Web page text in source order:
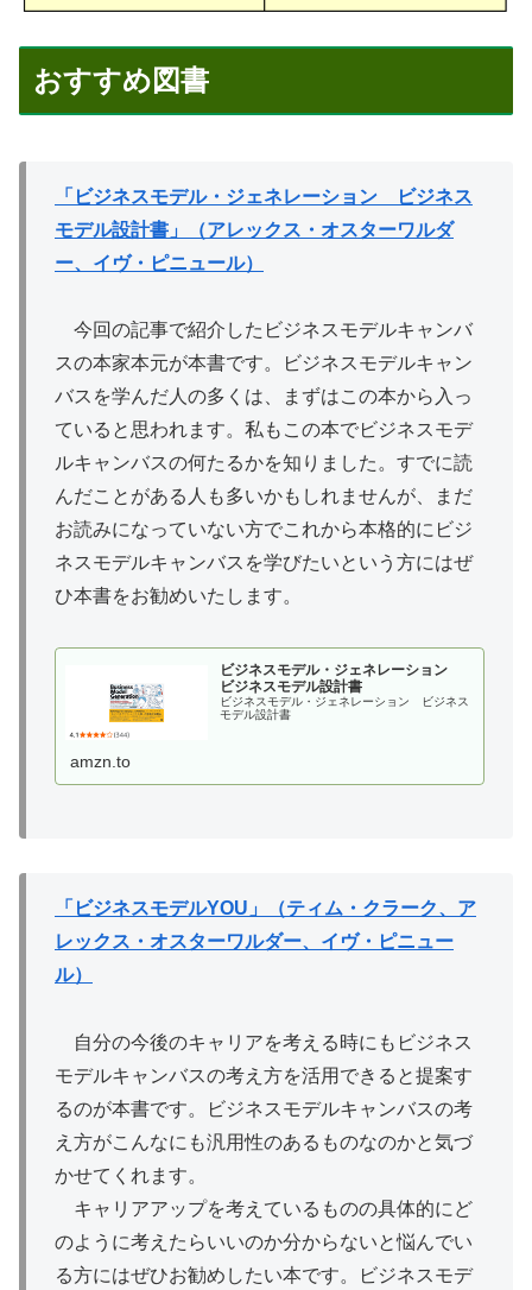
おすすめ図書
「ビジネスモデル・ジェネレーション ビジネス
モデル設計書」（アレックス・オスターワルダ
ー、イヴ・ピニュール）
今回の記事で紹介したビジネスモデルキャンバ
スの本家本元が本書です。ビジネスモデルキャン
バスを学んだ人の多くは、まずはこの本から入っ
ていると思われます。私もこの本でビジネスモデ
ルキャンバスの何たるかを知りました。すでに読
んだことがある人も多いかもしれませんが、まだ
お読みになっていない方でこれから本格的にビジ
ネスモデルキャンバスを学びたいという方にはぜ
ひ本書をお勧めいたします。
ビジネスモデル・ジェネレーション
ビジネスモデル設計書
ビジネスモデル・ジェネレーション ビジネス
モデル設計書
amzn.to
「ビジネスモデルYOU」（ティム・クラーク、ア
レックス・オスターワルダー、イヴ・ピニュー
ル）
自分の今後のキャリアを考える時にもビジネス
モデルキャンバスの考え方を活用できると提案す
るのが本書です。ビジネスモデルキャンバスの考
え方がこんなにも汎用性のあるものなのかと気づ
かせてくれます。
キャリアアップを考えているものの具体的にど
のように考えたらいいのか分からないと悩んでい
る方にはぜひお勧めしたい本です。ビジネスモデ